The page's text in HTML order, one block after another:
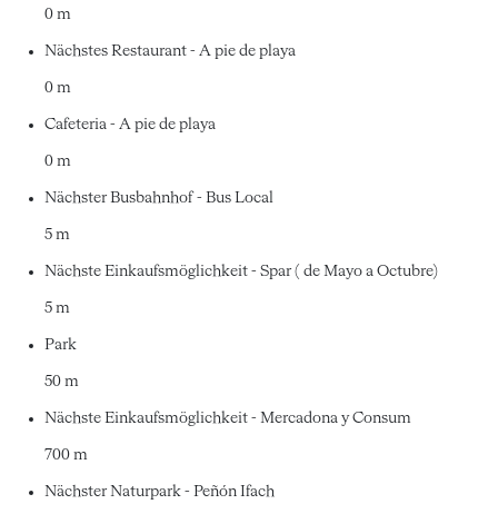
0 m
Nächstes Restaurant - A pie de playa
0 m
Cafeteria - A pie de playa
0 m
Nächster Busbahnhof - Bus Local
5 m
Nächste Einkaufsmöglichkeit - Spar ( de Mayo a Octubre)
5 m
Park
50 m
Nächste Einkaufsmöglichkeit - Mercadona y Consum
700 m
Nächster Naturpark - Peñón Ifach